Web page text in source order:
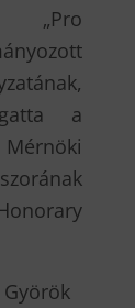
„Pro
a